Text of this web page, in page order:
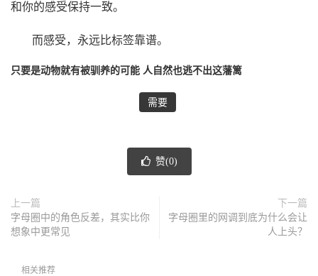
和你的感受保持一致。
而感受，永远比标签靠谱。
只要是动物就有被驯养的可能 人自然也逃不出这藩篱
需要
赞(0)
上一篇
字母圈中的角色反差，其实比你
想象中更常见
下一篇
字母圈里的网调到底为什么会让
人上头？
相关推荐